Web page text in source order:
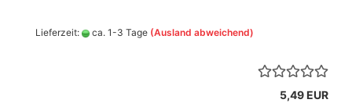
Lieferzeit: ca. 1-3 Tage (Ausland abweichend)
5,49 EUR